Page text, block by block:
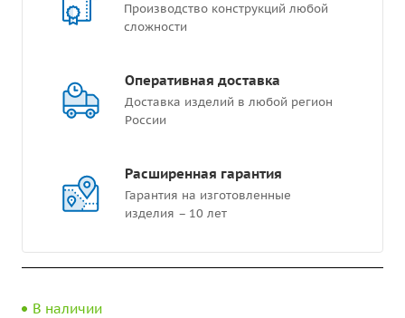
Производство конструкций любой
сложности
Оперативная доставка
Доставка изделий в любой регион
России
Расширенная гарантия
Гарантия на изготовленные
изделия – 10 лет
В наличии